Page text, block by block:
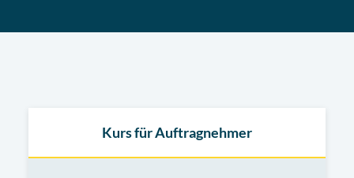
Kurs für Auftragnehmer